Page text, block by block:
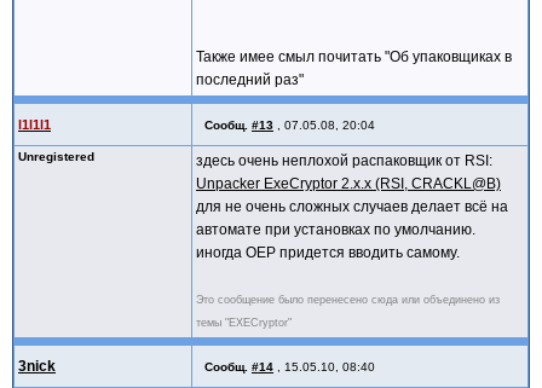
Также имее смыл почитать "Об упаковщиках в
последний раз"
l1l1l1 Сообщ. #13 , 07.05.08, 20:04
Unregistered
здесь очень неплохой распаковщик от RSI:
Unpacker ExeCryptor 2.x.x (RSI, CRACKL@B)
для не очень сложных случаев делает всё на
автомате при установках по умолчанию.
иногда OEP придется вводить самому.
Это сообщение было перенесено сюда или объединено из
темы "EXECryptor"
3nick Сообщ. #14 , 15.05.10, 08:40